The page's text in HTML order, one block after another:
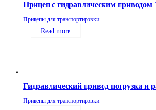
Прицеп с гидравлическим приводом
Прицепы для транспортировки
Read more
Гидравлический привод погрузки и
Прицепы для транспортировки